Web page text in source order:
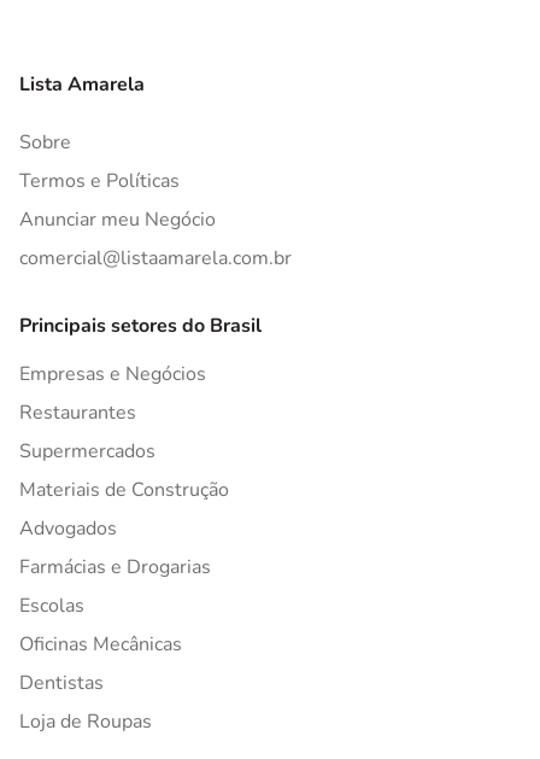
Lista Amarela
Sobre
Termos e Políticas
Anunciar meu Negócio
comercial@listaamarela.com.br
Principais setores do Brasil
Empresas e Negócios
Restaurantes
Supermercados
Materiais de Construção
Advogados
Farmácias e Drogarias
Escolas
Oficinas Mecânicas
Dentistas
Loja de Roupas